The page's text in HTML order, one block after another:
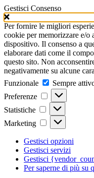
Gestisci Consenso
Per fornire le migliori
cookie per memorizzare e/o
dispositivo. Il consenso a
elaborare dati come il
questo sito. Non
negativamente su alcune
Funzionale
Funzionale
Sempre
Preferenze
Preferenze
Statistiche Statistiche
Marketing Marketing
Gestisci opzioni
Gestisci servizi
Gestisci
Per saperne di più su